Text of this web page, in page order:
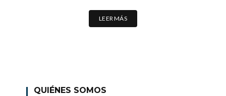
LEER MÁS
QUIÉNES SOMOS